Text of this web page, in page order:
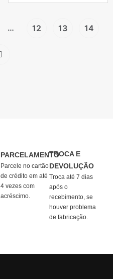
… 12 13 14
PARCELAMENTO
Parcele no cartão
de crédito em até
4 vezes com
acréscimo.
TROCA E
DEVOLUÇÃO
Troca até 7 dias
após o
recebimento, se
houver problema
de fabricação.